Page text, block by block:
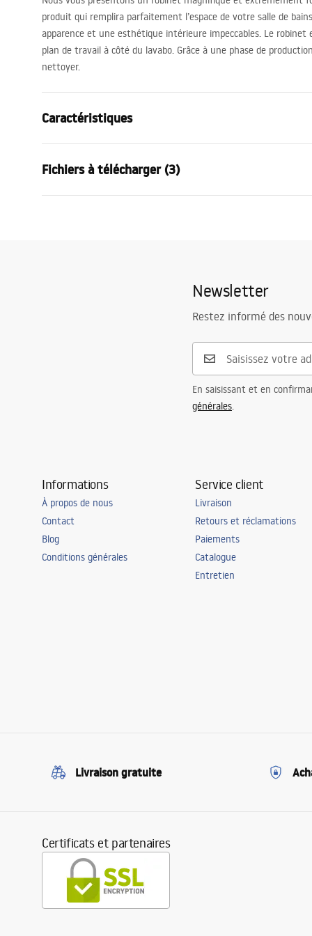
produit qui remplira parfaitement l’espace de votre salle de
apparence et une esthétique intérieure impeccables. Le
plan de travail à côté du lavabo. Grâce à une phase de
nettoyer.
Caractéristiques
Méthode de montage
Couleur
Chrome
280
Chrome
24 mois
Fichiers à télécharger (3)
Safety_Information_Faucets.pdf
Newsletter
Restez informé des
En saisissant et en
générales.
Informations
À propos de nous
Contact
Blog
Conditions générales
Service client
Livraison
Retours et réclamations
Paiements
Catalogue
Entretien
Livraison gratuite
Certificats et partenaires